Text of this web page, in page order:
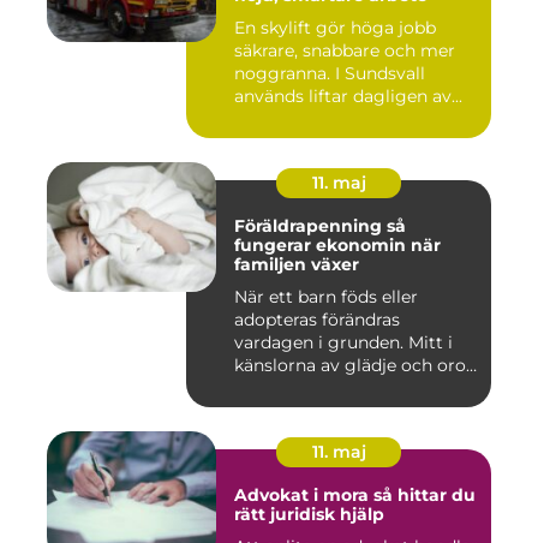
En skylift gör höga jobb
säkrare, snabbare och mer
noggranna. I Sundsvall
används liftar dagligen av...
11. maj
Föräldrapenning så
fungerar ekonomin när
familjen växer
När ett barn föds eller
adopteras förändras
vardagen i grunden. Mitt i
känslorna av glädje och oro
11. maj
Advokat i mora så hittar du
rätt juridisk hjälp